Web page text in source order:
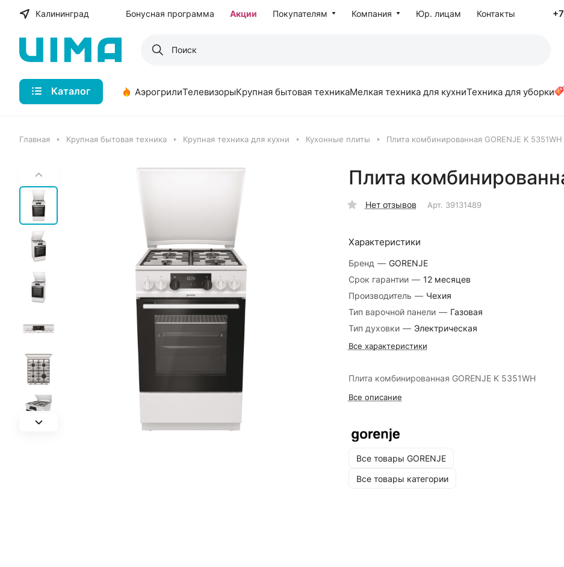
Калининград Бонусная программа Акции Покупателям Компания Юр. лицам Контакты
Каталог АэрогрилиТелевизорыКрупная бытовая техникаМелкая техника для кухниТехника для уборки
Главная Крупная бытовая техника Крупная техника для кухни Кухонные плиты Плита комбинированная GORENJE K 5351WH
Плита
Нет отзывов Арт. 39131489
Характеристики
Бренд — GORENJE
Срок гарантии — 12 месяцев
Производитель — Чехия
Тип варочной панели — Газовая
Тип духовки — Электрическая
Все характеристики
Плита комбинированная GORENJE K 5351WH
Все описание
Все товары GORENJE
Все товары категории